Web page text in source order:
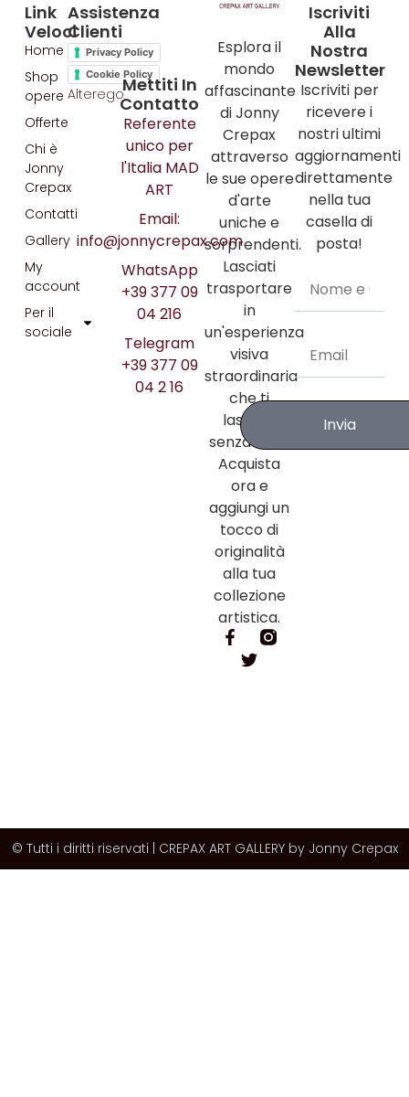
Esplora il
mondo
affascinante
di Jonny
Crepax
attraverso
le sue opere
d'arte
uniche e
sorprendenti.
Lasciati
trasportare
in
un'esperienza
visiva
straordinaria
che ti
lascerà
senza fiato.
Acquista
ora e
aggiungi un
tocco di
originalità
alla tua
collezione
artistica.
Assistenza
Clienti
Privacy Policy
Cookie Policy
Alterego
Link
Veloci
Home
Shop
opere
Offerte
Chi è
Jonny
Crepax
Contatti
Gallery
My
account
Per il
sociale
Mettiti In
Contatto
Referente
unico per
l'Italia MAD
ART
Email:
info@jonnycrepax.com
WhatsApp
+39 377 09
04 216
Telegram
+39 377 09
04 2 16
Iscriviti
Alla
Nostra
Newsletter
Iscriviti per
ricevere i
nostri ultimi
aggiornamenti
direttamente
nella tua
casella di
posta!
Invia
© Tutti i diritti riservati | CREPAX ART GALLERY by Jonny Crepax